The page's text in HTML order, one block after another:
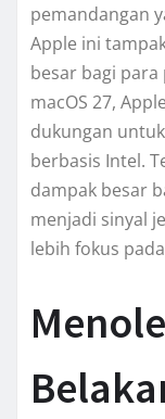
pemandangan
Apple ini
besar bagi para
macOS 27,
dukungan
berbasis Intel.
dampak besar
menjadi sinyal
lebih fokus